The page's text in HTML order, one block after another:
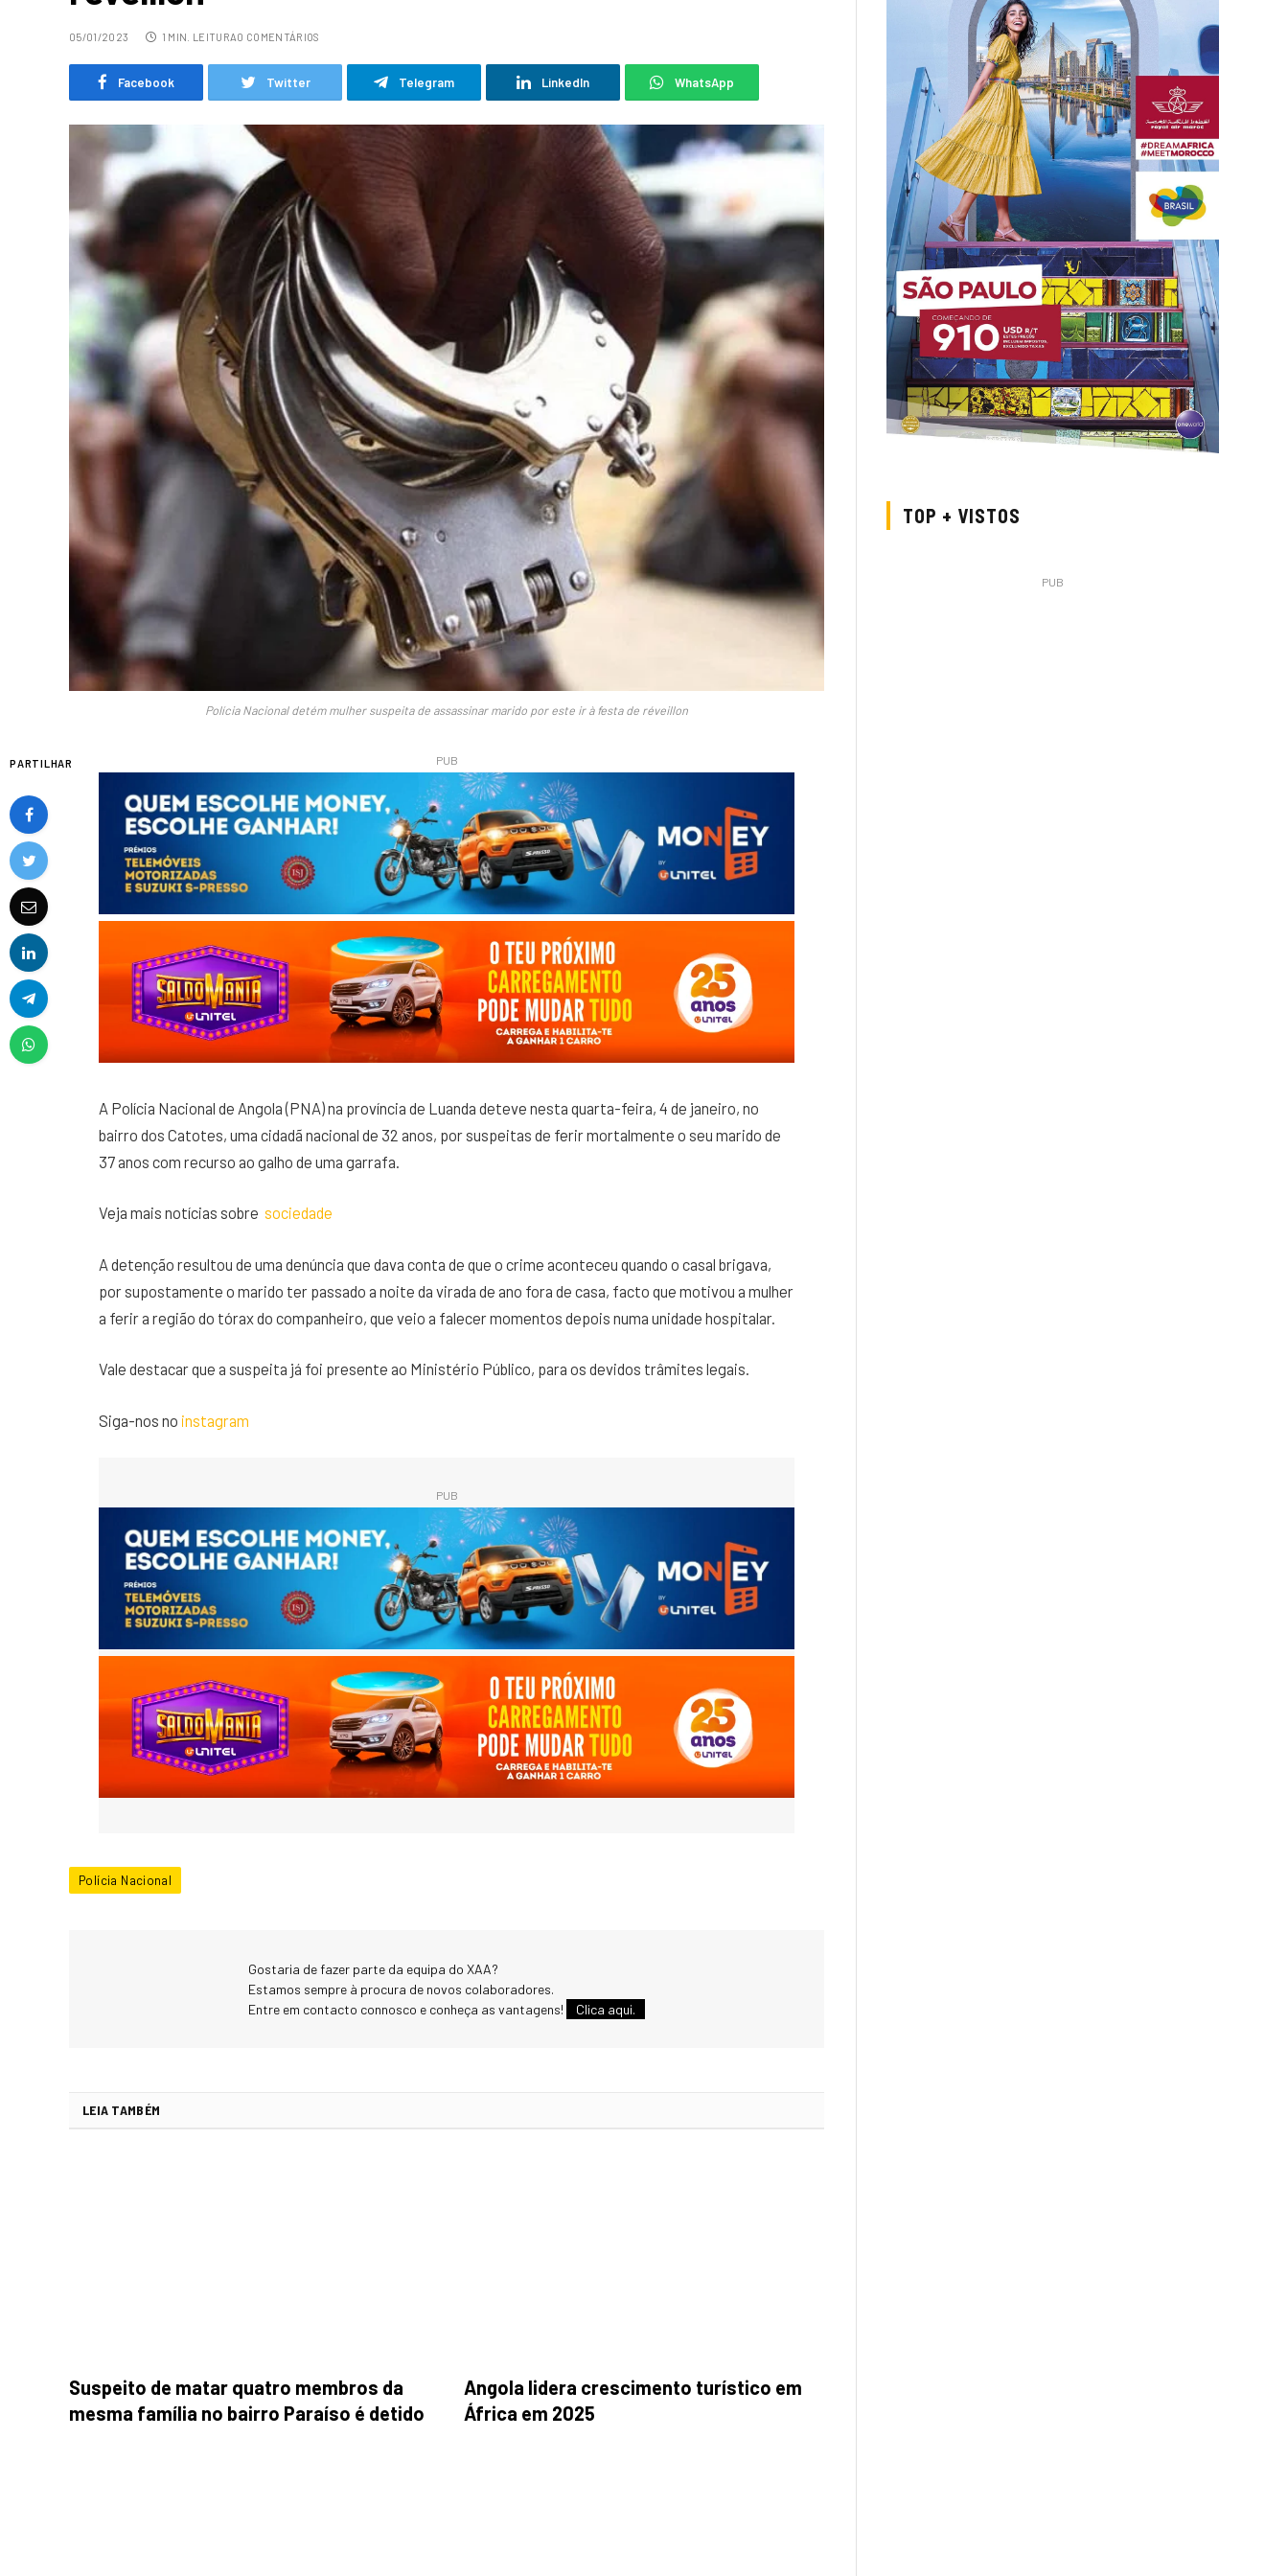
05/01/2023 1 MIN. LEITURA0 COMENTÁRIOS
Facebook Twitter Telegram LinkedIn WhatsApp
Polícia Nacional detém mulher suspeita de assassinar marido por este ir à festa de réveillon
PARTILHAR PUB
A Polícia Nacional de Angola (PNA) na província de Luanda deteve nesta quarta-feira, 4 de janeiro, no
bairro dos Catotes, uma cidadã nacional de 32 anos, por suspeitas de ferir mortalmente o seu marido de
37 anos com recurso ao galho de uma garrafa.
Veja mais notícias sobre sociedade
A detenção resultou de uma denúncia que dava conta de que o crime aconteceu quando o casal brigava,
por supostamente o marido ter passado a noite da virada de ano fora de casa, facto que motivou a mulher
a ferir a região do tórax do companheiro, que veio a falecer momentos depois numa unidade hospitalar.
Vale destacar que a suspeita já foi presente ao Ministério Público, para os devidos trâmites legais.
Siga-nos no instagram
PUB
Polícia Nacional
Gostaria de fazer parte da equipa do XAA?
Estamos sempre à procura de novos colaboradores.
Entre em contacto connosco e conheça as vantagens!
Clica aqui.
LEIA TAMBÉM
Suspeito de matar quatro membros da
mesma família no bairro Paraíso é detido
Angola lidera crescimento turístico em
África em 2025
TOP + VISTOS
PUB